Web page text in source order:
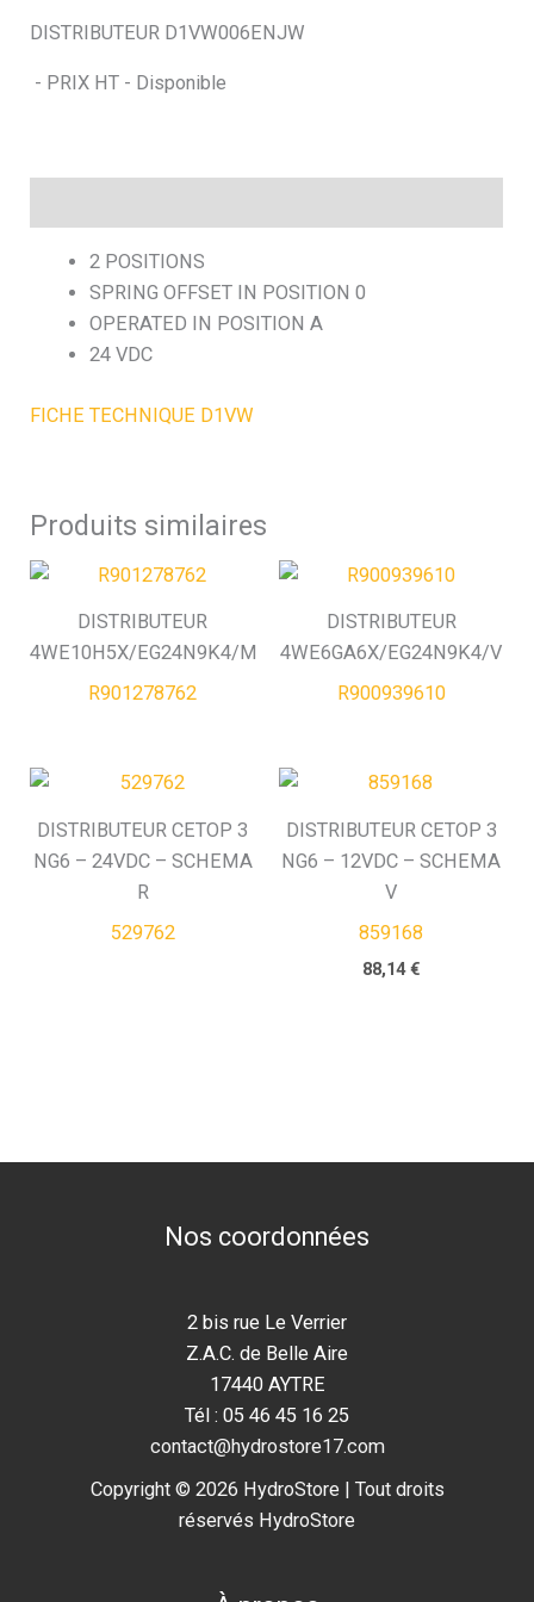
DISTRIBUTEUR D1VW006ENJW
- PRIX HT - Disponible
2 POSITIONS
SPRING OFFSET IN POSITION 0
OPERATED IN POSITION A
24 VDC
FICHE TECHNIQUE D1VW
Produits similaires
DISTRIBUTEUR
4WE10H5X/EG24N9K4/M
R901278762
DISTRIBUTEUR
4WE6GA6X/EG24N9K4/V
R900939610
DISTRIBUTEUR CETOP 3
NG6 – 24VDC – SCHEMA
R
529762
DISTRIBUTEUR CETOP 3
NG6 – 12VDC – SCHEMA
V
859168
88,14€
Nos coordonnées
2 bis rue Le Verrier
Z.A.C. de Belle Aire
17440 AYTRE
Tél : 05 46 45 16 25
contact@hydrostore17.com
Copyright © 2026 HydroStore | Tout droits
réservés HydroStore